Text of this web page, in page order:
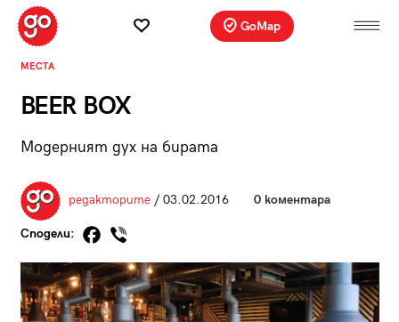
GoMap
МЕСТА
BEER BOX
Модерният дух на бирата
редакторите/ 03.02.2016 0 коментара
Сподели: